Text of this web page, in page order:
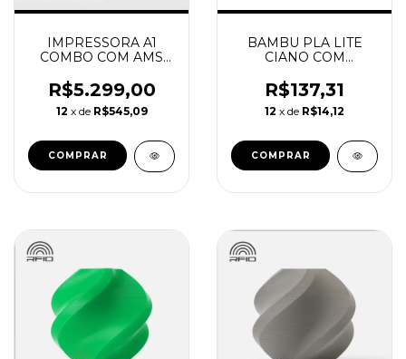
IMPRESSORA A1
COMBO COM AMS
R$5.299,00
12 x de R$545,09
BAMBU PLA LITE
CIANO COM
REUTILIZAVEL
BAMBU
R$137,31
12 x de R$14,12